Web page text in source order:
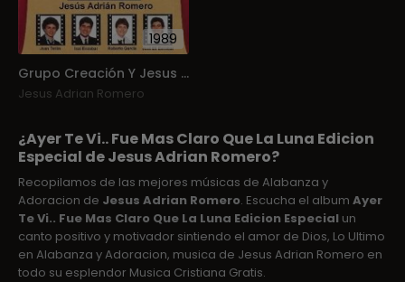
1989
Grupo Creación Y Jesus Adrian Romero
Jesus Adrian Romero
¿Ayer Te Vi.. Fue Mas Claro Que La Luna Edicion
Especial de Jesus Adrian Romero?
Recopilamos de las mejores músicas de Alabanza y
Adoracion de Jesus Adrian Romero. Escucha el album Ayer
Te Vi.. Fue Mas Claro Que La Luna Edicion Especial un
canto positivo y motivador sintiendo el amor de Dios, Lo Ultimo
en Alabanza y Adoracion, musica de Jesus Adrian Romero en
todo su esplendor Musica Cristiana Gratis.